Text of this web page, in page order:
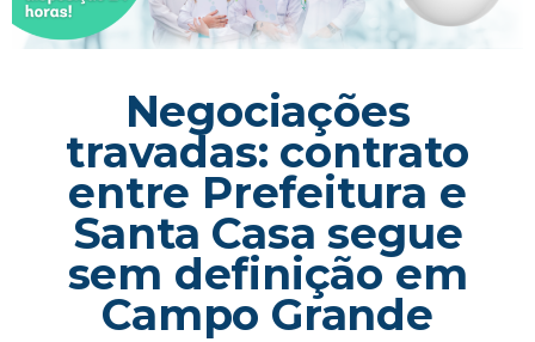
Negociações
travadas: contrato
entre Prefeitura e
Santa Casa segue
sem definição em
Campo Grande